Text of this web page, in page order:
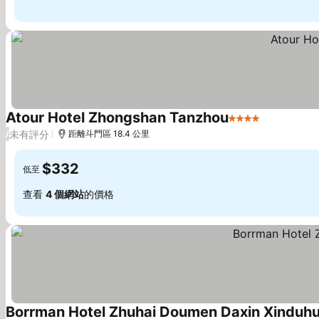
Atour Hotel Zhongshan Tanzhou4 星級
/未有評分 距離斗門區 18.4 公里
低至 $332
查看 4 個網站的價格
Borrman Hotel Zhuhai Doumen Daxin